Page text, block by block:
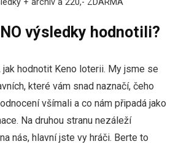
výsledky hodnotili?
hodnotit Keno loterii. My jsme se
které vám snad naznačí, čeho
všímali a co nám připadá jako
Na druhou stranu nezáleží
nás, hlavní jste vy hráči. Berte to